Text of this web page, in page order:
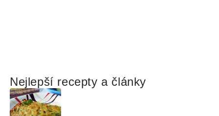
Nejlepší recepty a články